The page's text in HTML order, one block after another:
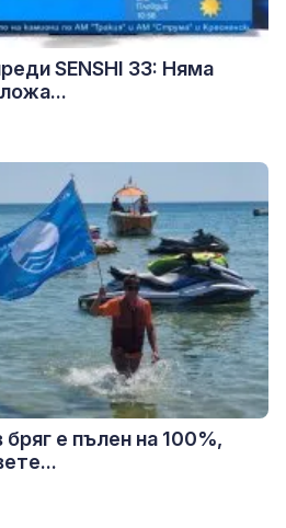
SENSHI 33: Няма
е пълен на 100%,